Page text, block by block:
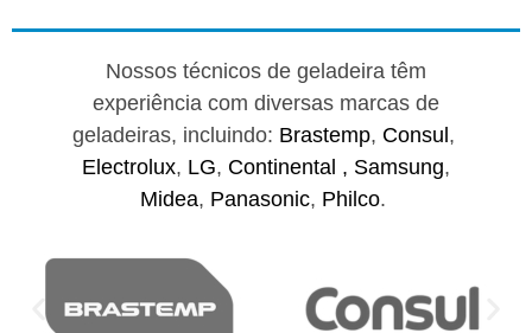
Nossos técnicos de geladeira têm
experiência com diversas marcas de
geladeiras, incluindo: Brastemp, Consul ,
Electrolux, LG, Continental , Samsung,
Midea, Panasonic, Philco.